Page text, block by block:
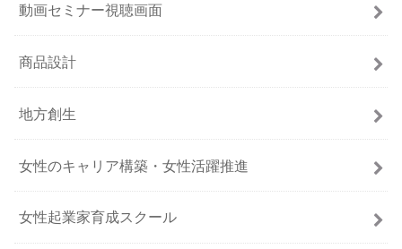
動画セミナー視聴画面
商品設計
地方創生
女性のキャリア構築・女性活躍推進
女性起業家育成スクール